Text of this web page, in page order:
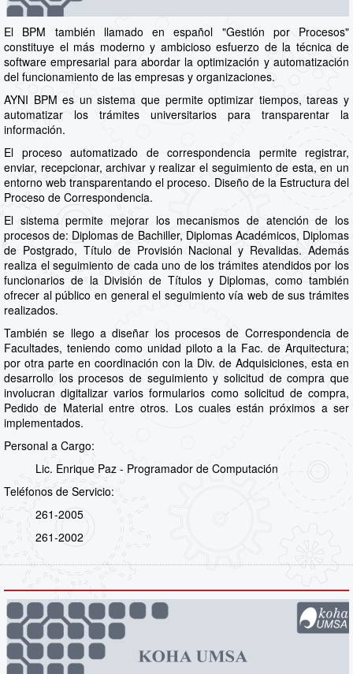
El BPM también llamado en español "Gestión por Procesos"
constituye el más moderno y ambicioso esfuerzo de la técnica de
software empresarial para abordar la optimización y automatización
del funcionamiento de las empresas y organizaciones.
AYNI BPM es un sistema que permite optimizar tiempos, tareas y
automatizar los trámites universitarios para transparentar la
información.
El proceso automatizado de correspondencia permite registrar,
enviar, recepcionar, archivar y realizar el seguimiento de esta, en un
entorno web transparentando el proceso. Diseño de la Estructura del
Proceso de Correspondencia.
El sistema permite mejorar los mecanismos de atención de los
procesos de: Diplomas de Bachiller, Diplomas Académicos, Diplomas
de Postgrado, Título de Provisión Nacional y Revalidas. Además
realiza el seguimiento de cada uno de los trámites atendidos por los
funcionarios de la División de Títulos y Diplomas, como también
ofrecer al público en general el seguimiento vía web de sus trámites
realizados.
También se llego a diseñar los procesos de Correspondencia de
Facultades, teniendo como unidad piloto a la Fac. de Arquitectura;
por otra parte en coordinación con la Div. de Adquisiciones, esta en
desarrollo los procesos de seguimiento y solicitud de compra que
involucran digitalizar varios formularios como solicitud de compra,
Pedido de Material entre otros. Los cuales están próximos a ser
implementados.
Personal a Cargo:
Lic. Enrique Paz - Programador de Computación
Teléfonos de Servicio:
261-2005
261-2002